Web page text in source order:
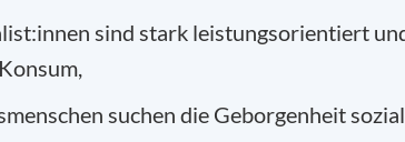
sind stark leistungsorientiert
suchen die Geborgenheit